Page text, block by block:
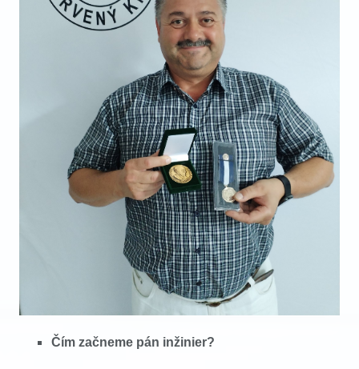
Čím začneme pán inžinier?